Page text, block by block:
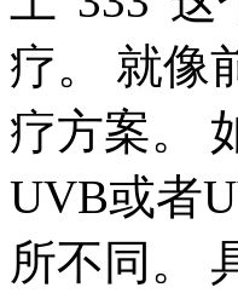
疗。 就像
疗方案。
UVB或者
所不同。